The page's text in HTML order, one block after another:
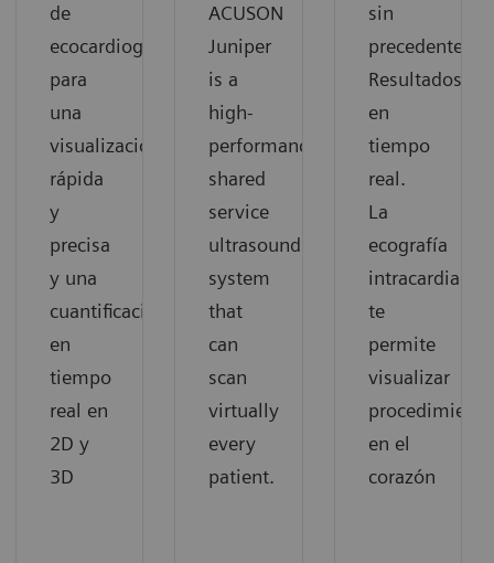
de
ecocardiograma
para
una
visualización
rápida
y
precisa
y una
cuantificación
en
tiempo
real en
2D y
3D
ACUSON
Juniper
is a
high-
performance
shared
service
ultrasound
system
that
can
scan
virtually
every
patient.
sin
precedentes.
Resultados
en
tiempo
real.
La
ecografía
intracardiaca
te
permite
visualizar
en el
corazón